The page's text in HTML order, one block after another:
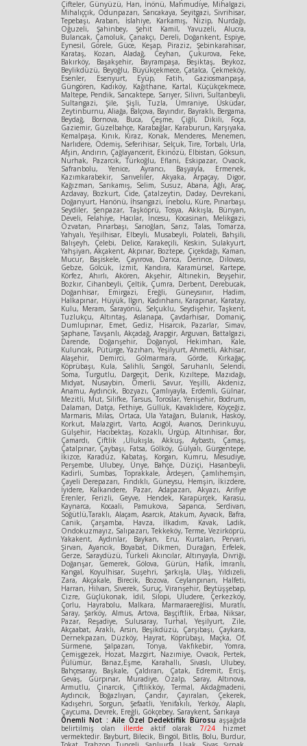
Çifteler, Günyüzü, Han, İnönü, Mahmudiye, Mihalgazi,
Mihalıççık, Odunpazarı, Sarıcakaya, Seyitgazi, Sivrihisar,
Tepebaşı, Araban, İslahiye, Karkamış, Nizip, Nurdağı,
Oğuzeli, Şahinbey, Şehit Kamil, Yavuzeli, Alucra,
Bulancak, Çamoluk, Çanakçı, Dereli, Doğankent, Espiye,
Eynesil, Görele, Güce, Keşap, Piraziz, Şebinkarahisar,
Karataş, Kozan, Aladağ, Ceyhan, Çukurova, Feke,
Bakırköy, Başakşehir, Bayrampaşa, Beşiktaş, Beykoz,
Beylikdüzü, Beyoğlu, Büyükçekmece, Çatalca, Çekmeköy,
Esenler, Esenyurt, Eyüp, Fatih, Gaziosmanpaşa,
Güngören, Kadıköy, Kağıthane, Kartal, Küçükçekmece,
Maltepe, Pendik, Sancaktepe, Sarıyer, Silivri, Sultanbeyli,
Sultangazi, Şile, Şişli, Tuzla, Ümraniye, Üsküdar,
Zeytinburnu, Aliağa, Balçova, Bayındır, Bayraklı, Bergama,
Beydağ, Bornova, Buca, Çeşme, Çiğli, Dikili, Foça,
Gaziemir, Güzelbahçe, Karabağlar, Karaburun, Karşıyaka,
Kemalpaşa, Kınık, Kiraz, Konak, Menderes, Menemen,
Narlıdere, Ödemiş, Seferihisar, Selçuk, Tire, Torbalı, Urla,
Afşin, Andırın, Çağlayancerit, Ekinözü, Elbistan, Göksun,
Nurhak, Pazarcık, Türkoğlu, Eflani, Eskipazar, Ovacık,
Safranbolu, Yenice, Ayrancı, Başyayla, Ermenek,
Kazımkarabekir, Sarıveliler, Akyaka, Arpaçay, Digor,
Kağızman, Sarıkamış, Selim, Susuz, Abana, Ağlı, Araç,
Azdavay, Bozkurt, Cide, Çatalzeytin, Daday, Devrekani,
Doğanyurt, Hanönü, İhsangazi, İnebolu, Küre, Pınarbaşı,
Seydiler, Şenpazar, Taşköprü, Tosya, Akkışla, Bünyan,
Develi, Felahiye, Hacılar, İncesu, Kocasinan, Melikgazi,
Özvatan, Pınarbaşı, Sarıoğlan, Sarız, Talas, Tomarza,
Yahyalı, Yeşilhisar, Elbeyli, Musabeyli, Polateli, Bahşili,
Balışeyh, Çelebi, Delice, Karakeçili, Keskin, Sulakyurt,
Yahşiyan, Akçakent, Akpınar, Boztepe, Çiçekdağı, Kaman,
Mucur, Başiskele, Çayırova, Darıca, Derince, Dilovası,
Gebze, Gölcük, İzmit, Kandıra, Karamürsel, Kartepe,
Körfez, Ahırlı, Akören, Akşehir, Altınekin, Beyşehir,
Bozkır, Cihanbeyli, Çeltik, Çumra, Derbent, Derebucak,
Doğanhisar, Emirgazi, Ereğli, Güneysınır, Hadim,
Halkapınar, Hüyük, Ilgın, Kadınhanı, Karapınar, Karatay,
Kulu, Meram, Sarayönü, Selçuklu, Seydişehir, Taşkent,
Tuzlukçu, Altıntaş, Aslanapa, Çavdarhisar, Domaniç,
Dumlupınar, Emet, Gediz, Hisarcık, Pazarlar, Simav,
Şaphane, Tavşanlı, Akçadağ, Arapgir, Arguvan, Battalgazi,
Darende, Doğanşehir, Doğanyol, Hekimhan, Kale,
Kuluncak, Pütürge, Yazıhan, Yeşilyurt, Ahmetli, Akhisar,
Alaşehir, Demirci, Gölmarmara, Görde, Kırkağaç,
Köprübaşı, Kula, Salihli, Sarıgöl, Saruhanlı, Selendi,
Soma, Turgutlu, Dargeçit, Derik, Kızıltepe, Mazıdağı,
Midyat, Nusaybin, Ömerli, Savur, Yeşilli, Akdeniz,
Anamu, Aydıncık, Bozyazı, Çamlıyayla, Erdemli, Gülnar,
Mezitli, Mut, Silifke, Tarsus, Toroslar, Yenişehir, Bodrum,
Dalaman, Datça, Fethiye, Güllük, Kavaklıdere, Köyçeğiz,
Marmaris, Milas, Ortaca, Ula Yatağan, Bulanık, Hasköy,
Korkut, Malazgirt, Varto, Acıgöl, Avanos, Derinkuyu,
Gülşehir, Hacıbektaş, Kozaklı, Ürgüp, Altınhisar, Bor,
Çamardı, Çiftlik ,Ulukışla, Akkuş, Aybastı, Çamaş,
Çatalpınar, Çaybaşı, Fatsa, Gölköy, Gülyalı, Gürgentepe,
İkizce, Karadüz, Kabataş, Korgan, Kumru, Mesudiye,
Perşembe, Ulubey, Ünye, Bahçe, Düziçi, Hasanbeyli,
Kadirli, Sumbas, Toprakkale, Ardeşen, Çamlıhemşin,
Çayeli Derepazarı, Fındıklı, Güneysu, Hemşin, İkizdere,
İyidere, Kalkandere, Pazar, Adapazarı, Akyazı, Arifiye
Erenler, Ferizli, Geyve, Hendek, Karapürçek, Karasu,
Kaynarca, Kocaali, Pamukova, Sapanca, Serdivan,
Söğütlü,Taraklı, Alaçam, Asarcık, Atakum, Ayvacık, Bafra,
Canik, Çarşamba, Havza, İlkadım, Kavak, Ladik,
Ondokuzmayız, Salıpazarı, Tekkeköy, Terme, Vezirköprü,
Yakakent, Aydınlar, Baykan, Eru, Kurtalan, Pervari,
Şirvan, Ayancık, Boyabat, Dikmen, Durağan, Erfelek,
Gerze, Saraydüzü, Türkeli Akıncılar, Altınyayla, Divriği,
Doğanşar, Gemerek, Gölova, Gürün, Hafik, İmranlı,
Kangal, Koyulhisar, Suşehri, Şarkışla, Ulaş, Yıldızeli,
Zara, Akçakale, Birecik, Bozova, Ceylanpınarı, Halfeti,
Harran, Hilvan, Siverek, Suruç, Viranşehir, Beytüşşebap,
Cizre, Güçlükonak, İdil, Silopi, Uludere, Çerkezköy,
Çorlu, Hayrabolu, Malkara, Marmaraereğlisi, Muratlı,
Saray, Şarköy, Almus, Artova, Başçiftlik, Erbaa, Niksar,
Pazar, Reşadiye, Sulusaray, Turhal, Yeşilyurt, Zile,
Akçaabat, Araklı, Arsin, Beşikdüzü, Çarşıbaşı, Çaykara,
Dernekpazarı, Düzköy, Hayrat, Köprübaşı, Maçka, Of,
Sürmene, Şalpazarı, Tonya, Vakfıkebir, Yomra,
Çemişgezek, Hozat, Mazgirt, Nazımiye, Ovacık, Pertek,
Pülümür, Banaz,Eşme, Karahallı, Sivaslı, Ulubey,
Bahçesaray, Başkale, Çaldıran, Çatak, Edremit, Erciş,
Gevaş, Gürpınar, Muradiye, Özalp, Saray, Altınova,
Armutlu, Çınarcık, Çiftlikköy, Termal, Akdağmadeni,
Aydıncık, Boğazlıyan, Çandır, Çayıralan, Çekerek,
Kadışehri, Sorgun, Şefaatli, Yenifakılı, Yerköy, Alaplı,
Çaycuma, Devrek, Ereğli, Gökçebey, Saraykent, Sarıkaya
Önemli Not : Aile Özel Dedektiflik Bürosu aşşağıda
belirtilmiş olan illerdeaktif olarak 7/24hizmet
vermektedir. Bayburt, Bilecik, Bingöl, Bitlis, Bolu, Burdur,